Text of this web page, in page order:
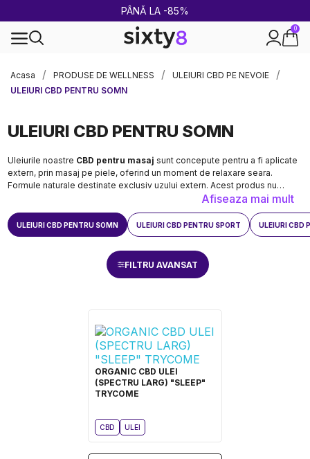
2 CUMPĂRATE = 1 CADOU
0
Acasa
PRODUSE DE WELLNESS
ULEIURI CBD PE NEVOIE
ULEIURI CBD PENTRU SOMN
ULEIURI CBD PENTRU SOMN
Uleiurile noastre CBD pentru masaj sunt concepute pentru a fi aplicate
extern, prin masaj pe piele, oferind un moment de relaxare seara.
Formule naturale destinate exclusiv uzului extern. Acest produs nu
Afiseaza mai mult
ULEIURI CBD PENTRU SOMN ULEIURI CBD PENTRU SPORT ULEIURI CBD
FILTRU AVANSAT
ORGANIC CBD ULEI
(SPECTRU LARG) "SLEEP"
TRYCOME
CBD ULEI